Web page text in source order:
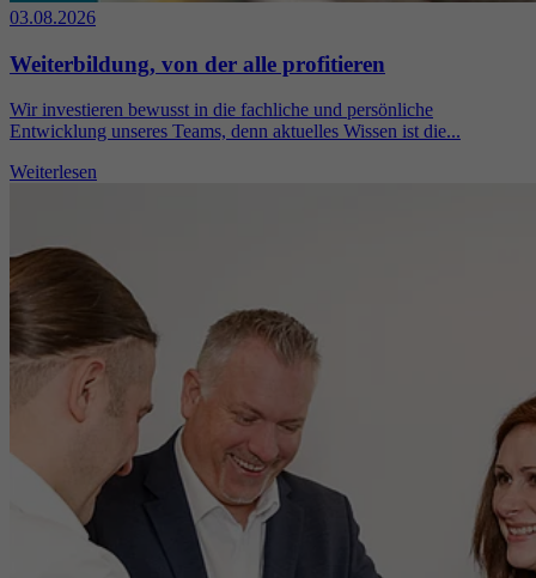
03.08.2026
Weiterbildung, von der alle profitieren
Wir investieren bewusst in die fachliche und persönliche
Entwicklung unseres Teams, denn aktuelles Wissen ist die...
Weiterlesen